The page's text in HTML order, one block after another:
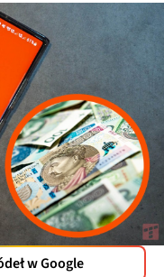
w Google